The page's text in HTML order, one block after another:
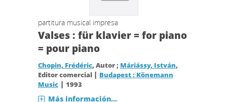
partitura musical impresa
Valses : für klavier = for piano
= pour piano
Chopin, Frédéric, Autor ; Máriássy, István,
Editor comercial | Budapest : Könemann
Music| 1993
Más información...